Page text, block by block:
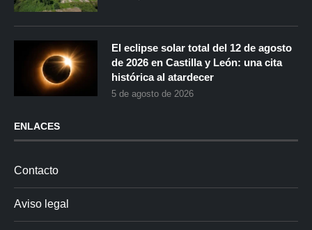
El eclipse solar total del 12 de agosto
de 2026 en Castilla y León: una cita
histórica al atardecer
5 de agosto de 2026
ENLACES
Contacto
Aviso legal